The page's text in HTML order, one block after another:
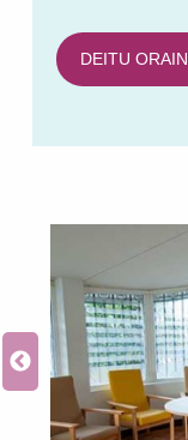
DEITU ORAIN